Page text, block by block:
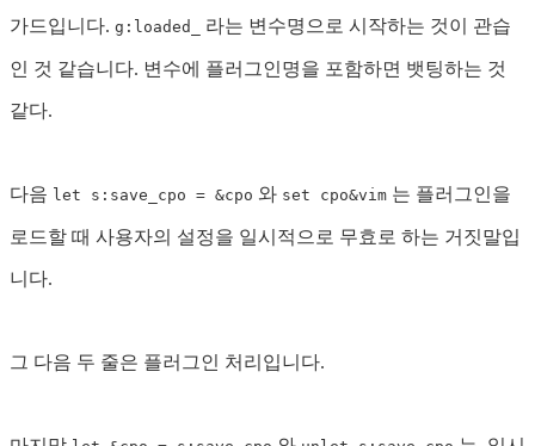
가드입니다. g:loaded_ 라는 변수명으로 시작하는 것이 관습
인 것 같습니다. 변수에 플러그인명을 포함하면 뱃팅하는 것
같다.
다음 let s:save_cpo = &cpo 와 set cpo&vim 는 플러그인을
로드할 때 사용자의 설정을 일시적으로 무효로 하는 거짓말입
니다.
그 다음 두 줄은 플러그인 처리입니다.